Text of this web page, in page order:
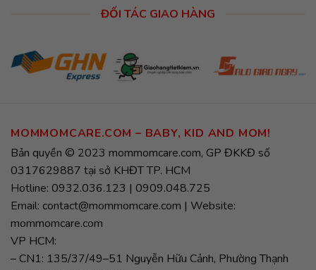
ĐỐI TÁC GIAO HÀNG
MOMMOMCARE.COM – BABY, KID AND MOM!
Bản quyền © 2023 mommomcare.com, GP ĐKKĐ số
0317629887 tại sở KHĐT TP. HCM
Hotline: 0932.036.123 | 0909.048.725
Email: contact@mommomcare.com | Website:
mommomcare.com
VP HCM:
– CN1: 135/37/49–51 Nguyễn Hữu Cảnh, Phường Thạnh